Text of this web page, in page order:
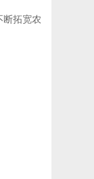
断拓宽农